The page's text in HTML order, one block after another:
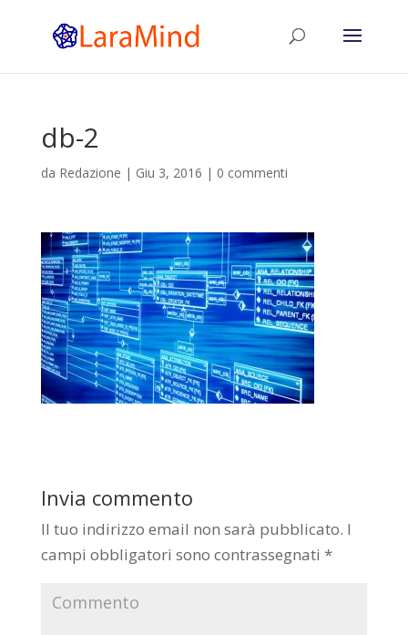
db-2
da Redazione | Giu 3, 2016 | 0 commenti
Invia commento
Il tuo indirizzo email non sarà pubblicato. I
campi obbligatori sono contrassegnati *